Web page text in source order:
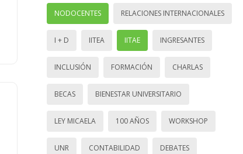
NODOCENTES RELACIONES INTERNACIONALES
I + D IITEA IITAE INGRESANTES
INCLUSIÓN FORMACIÓN CHARLAS
BECAS BIENESTAR UNIVERSITARIO
LEY MICAELA 100 AÑOS WORKSHOP
UNR CONTABILIDAD DEBATES